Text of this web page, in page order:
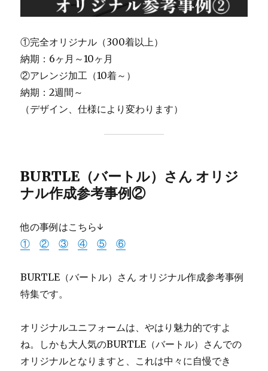
①完全オリジナル（300着以上）
納期：6ヶ月～10ヶ月
②アレンジ加工（10着～）
納期：2週間～
（デザイン、仕様により変わります）
BURTLE（バートル）さん オリジ
ナル作成参考事例②
他の事例はこちら↓
①
② ③ ④ ⑤ ⑥
BURTLE（バートル）さん オリジナル作成参考事例
特集です。
オリジナルユニフォームは、やはり魅力的ですよ
ね。しかも大人気のBURTLE（バートル）さんでの
オリジナルとなりますと、これは中々に自慢でき